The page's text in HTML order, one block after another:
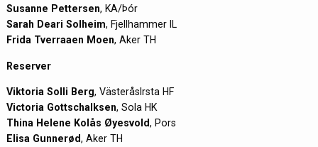
Susanne Pettersen, KA/Þór
Sarah Deari Solheim, Fjellhammer IL
Frida Tverraaen Moen, Aker TH
Reserver
Viktoria Solli Berg, VästeråsIrsta HF
Victoria Gottschalksen, Sola HK
Thina Helene Kolås Øyesvold, Pors
Elisa Gunnerød, Aker TH